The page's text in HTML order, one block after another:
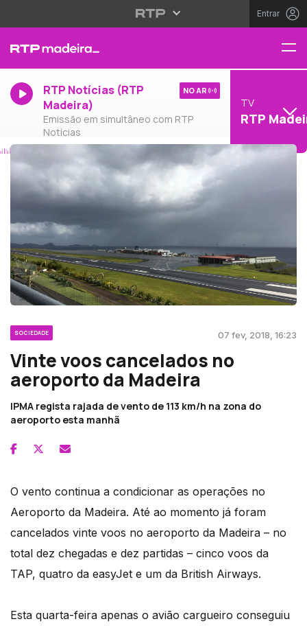
Entrar
RTP Notícias (RTP
Madeira)
Emissão em simultâneo com RTP
Notícias
NO AR
TV
RTP
SOCIEDADE 07 fev, 2018, 16:23
Vinte voos cancelados no
aeroporto da Madeira
IPMA regista rajada de vento de 113 km/h na zona do
aeroporto esta manhã
O vento continua a condicionar as operações no
Aeroporto da Madeira. Até ao momento já foram
cancelados vinte voos no aeroporto da Madeira – no
total dez chegadas e dez partidas – cinco voos da
TAP, quatro da easyJet e um da British Airways.
Esta quarta-feira apenas o avião cargueiro conseguiu